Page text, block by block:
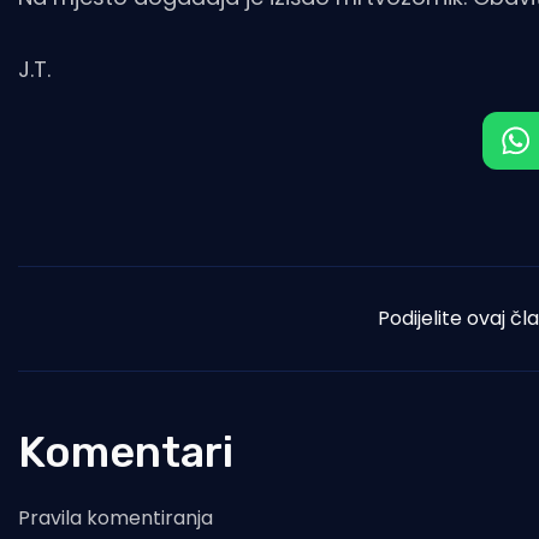
J.T.
Podijelite ovaj
Komentari
Pravila komentiranja